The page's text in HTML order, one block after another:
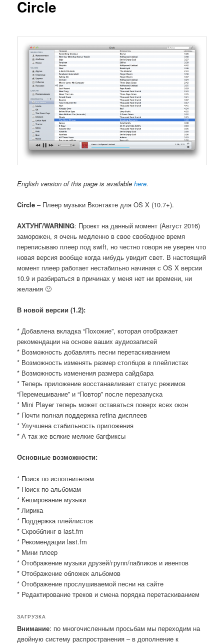
Circle
English version of this page is availablehere.
Circle – Плеер музыки Вконтакте для OS X (10.7+).
АХТУНГ/WARNING: Проект на данный момент (Август 2016)
заморожен, я очень медленно в свое свободное время
переписываю плеер под swift, но честно говоря не уверен что
новая версия вообще когда нибудь увидит свет. В настоящий
момент плеер работает нестабильно начиная с OS X версии
10.9 и разбираться в причинах у меня нет ни времени, ни
желания 🙁
В новой версии (1.2):
* Добавлена вкладка “Похожие”, которая отображает
рекомендации на основе ваших аудиозаписей
* Возможность добавлять песни перетаскиванием
* Возможность изменять размер столбцов в плейлистах
* Возможность изменения размера сайдбара
* Теперь приложение восстанавливает статус режимов
“Перемешивание” и “Повтор” после перезапуска
* Mini Player теперь может оставаться поверх всех окон
* Почти полная поддержка retina дисплеев
* Улучшена стабильность приложения
* А так же всякие мелкие багфиксы
Основные возможности:
* Поиск по исполнителям
* Поиск по альбомам
* Кеширование музыки
* Лирика
* Поддержка плейлистов
* Скробблинг в last.fm
* Рекомендации last.fm
* Мини плеер
* Отображение музыки друзей/групп/пабликов и ивентов
* Отображение обложек альбомов
* Отображение прослушиваемой песни на сайте
* Редактирование треков и смена порядка перетаскиванием
ЗАГРУЗКА
Внимание: по многочисленным просьбам мы переходим на
двойную систему распространения – в дополнение к